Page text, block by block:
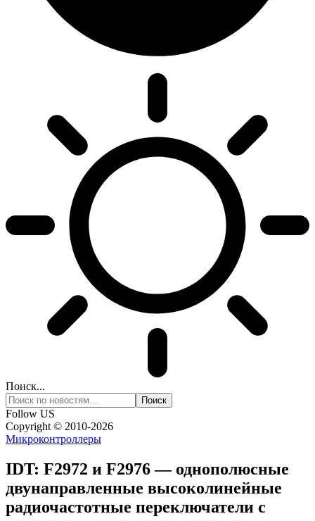
Поиск...
Follow US
Copyright © 2010-2026
Микроконтроллеры
IDT: F2972 и F2976 — однополюсные
двунаправленные высоколинейные
радиочастотные переключатели с